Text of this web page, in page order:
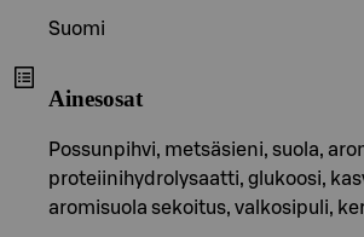
Suomi
Ainesosat
Possunpihvi, metsäsieni, suola,
proteiinihydrolysaatti, glukoosi,
aromisuola sekoitus, valkosipuli,